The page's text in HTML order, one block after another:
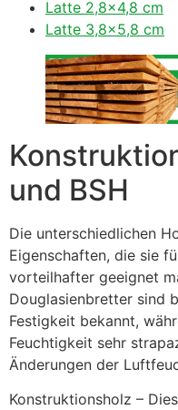
Latte 2,8×4,8 cm
Latte 3,8×5,8 cm
und BSH
Die unterschiedlichen
Eigenschaften, die sie
vorteilhafter geeignet
Douglasienbretter sind
Festigkeit bekannt,
Feuchtigkeit sehr
Änderungen der
Konstruktionsholz –